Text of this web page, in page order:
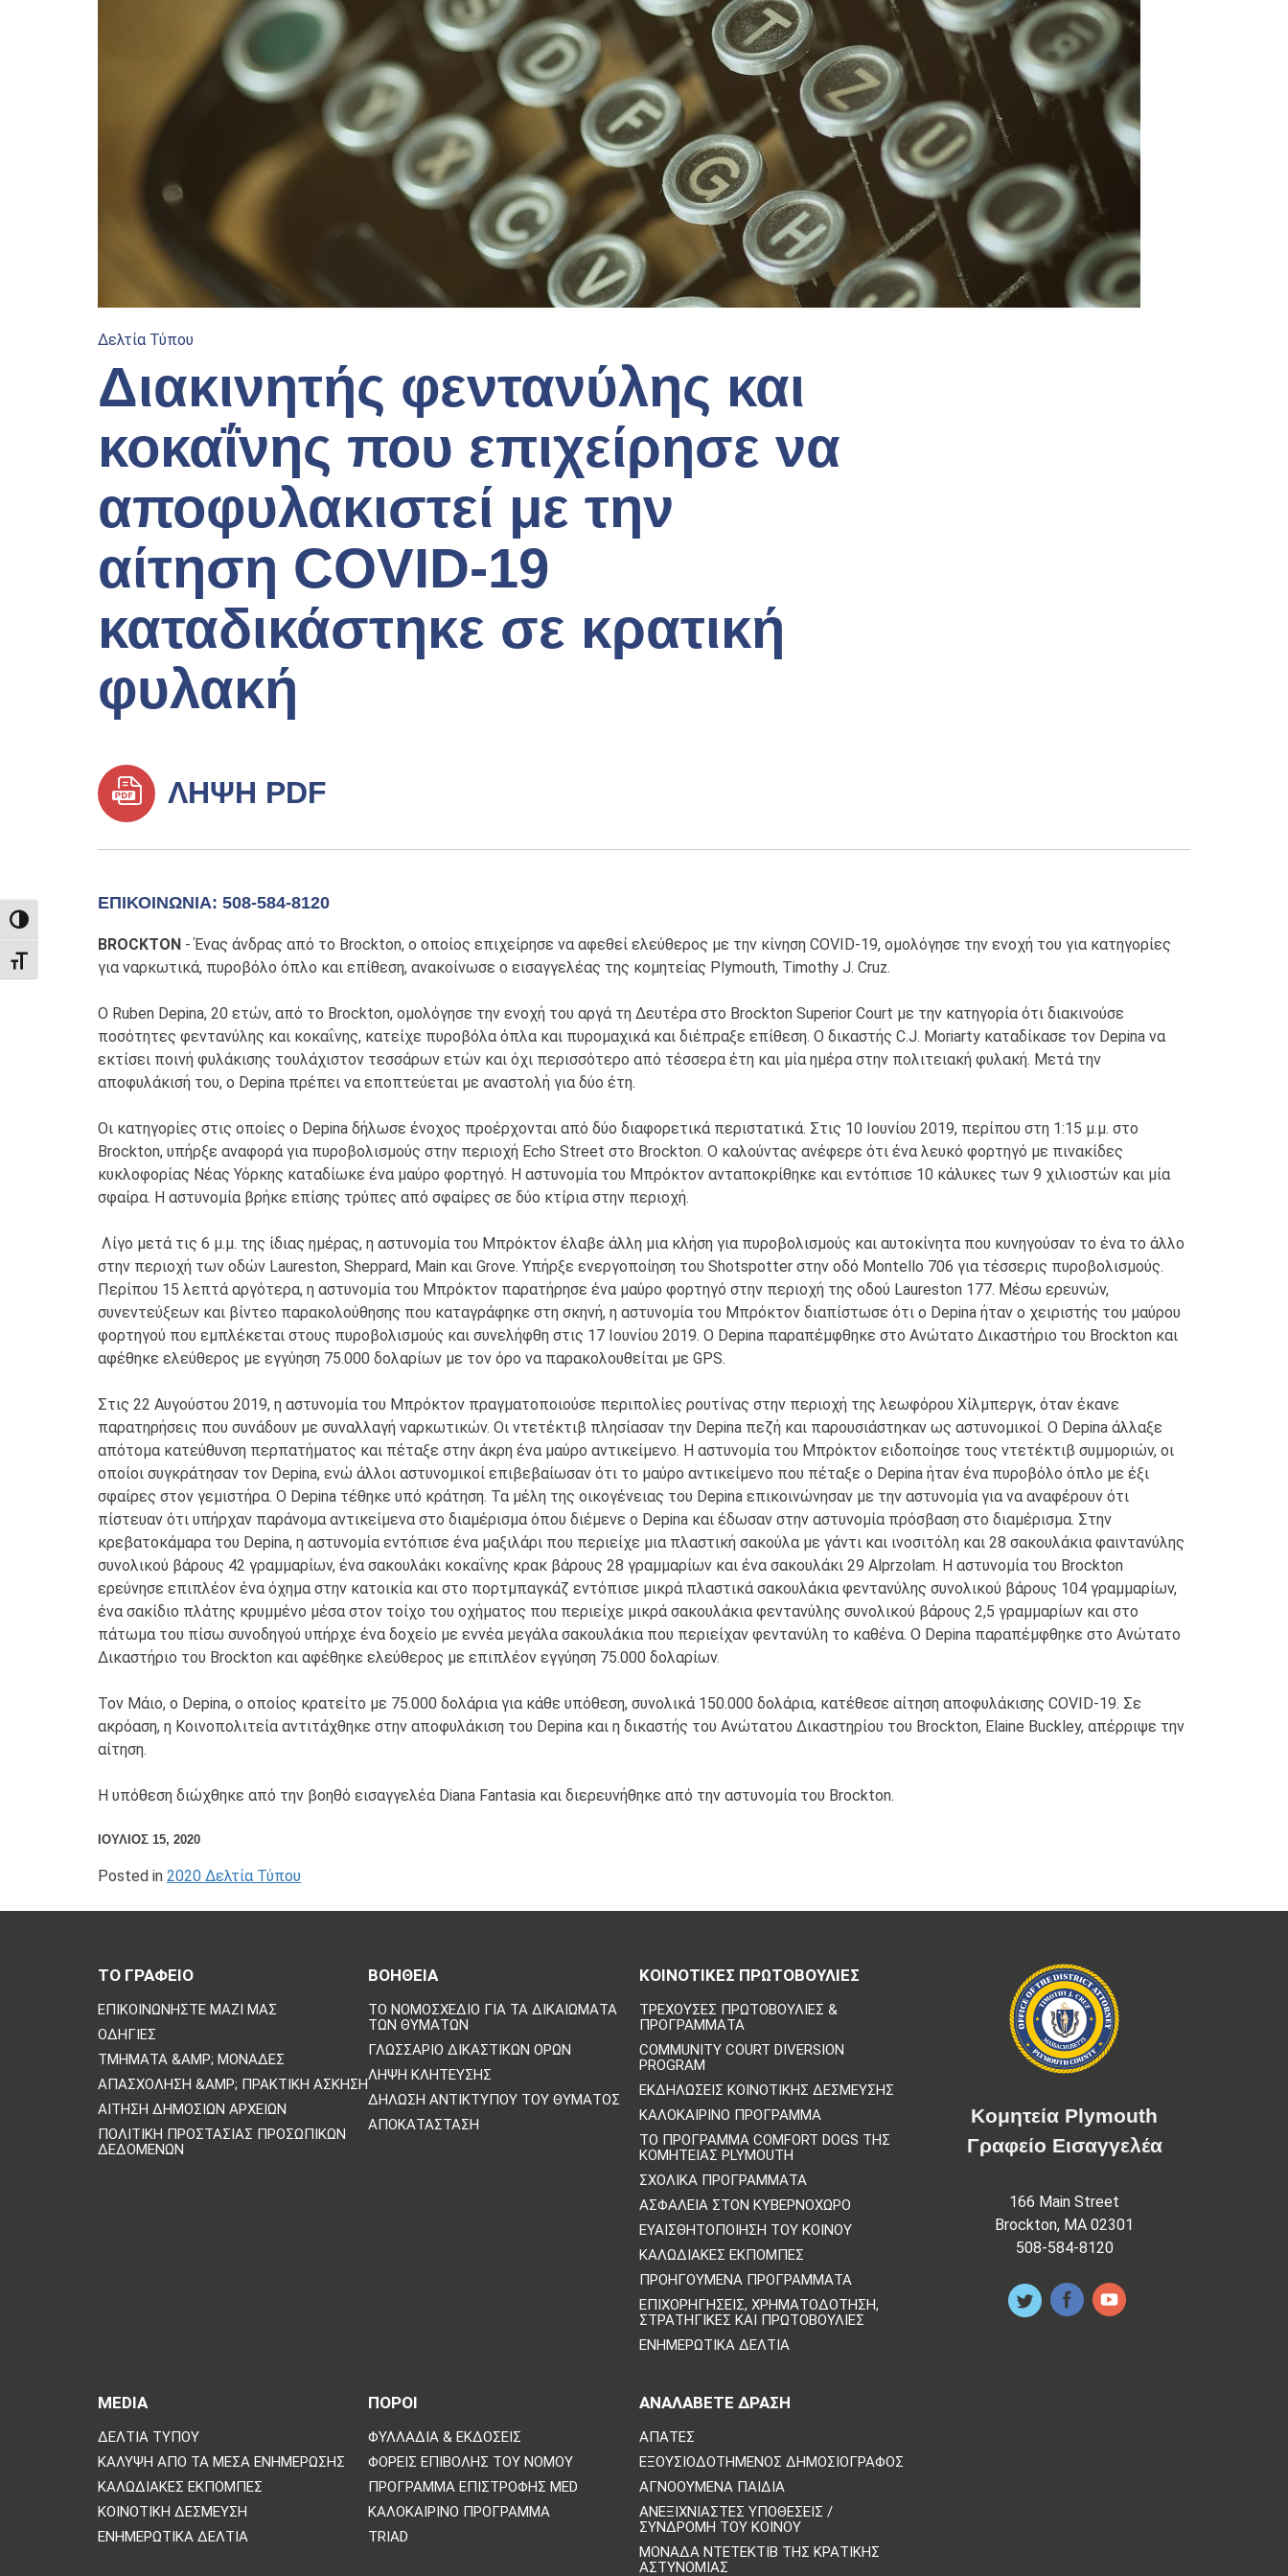
TOGGLE HIGH CONTRAST
TOGGLE FONT SIZE
Δελτία Τύπου
Διακινητής φεντανύλης και
κοκαΐνης που επιχείρησε να
αποφυλακιστεί με την
αίτηση COVID-19
καταδικάστηκε σε κρατική
φυλακή
ΛΉΨΗ PDF
ΕΠΙΚΟΙΝΩΝΊΑ: 508-584-8120
BROCKTON - Ένας άνδρας από το Brockton, ο οποίος επιχείρησε να αφεθεί ελεύθερος με την κίνηση COVID-19, ομολόγησε την ενοχή του για κατηγορίες
για ναρκωτικά, πυροβόλο όπλο και επίθεση, ανακοίνωσε ο εισαγγελέας της κομητείας Plymouth, Timothy J. Cruz.
Ο Ruben Depina, 20 ετών, από το Brockton, ομολόγησε την ενοχή του αργά τη Δευτέρα στο Brockton Superior Court με την κατηγορία ότι διακινούσε
ποσότητες φεντανύλης και κοκαΐνης, κατείχε πυροβόλα όπλα και πυρομαχικά και διέπραξε επίθεση. Ο δικαστής C.J. Moriarty καταδίκασε τον Depina να
εκτίσει ποινή φυλάκισης τουλάχιστον τεσσάρων ετών και όχι περισσότερο από τέσσερα έτη και μία ημέρα στην πολιτειακή φυλακή. Μετά την
αποφυλάκισή του, ο Depina πρέπει να εποπτεύεται με αναστολή για δύο έτη.
Οι κατηγορίες στις οποίες ο Depina δήλωσε ένοχος προέρχονται από δύο διαφορετικά περιστατικά. Στις 10 Ιουνίου 2019, περίπου στη 1:15 μ.μ. στο
Brockton, υπήρξε αναφορά για πυροβολισμούς στην περιοχή Echo Street στο Brockton. Ο καλούντας ανέφερε ότι ένα λευκό φορτηγό με πινακίδες
κυκλοφορίας Νέας Υόρκης καταδίωκε ένα μαύρο φορτηγό. Η αστυνομία του Μπρόκτον ανταποκρίθηκε και εντόπισε 10 κάλυκες των 9 χιλιοστών και μία
σφαίρα. Η αστυνομία βρήκε επίσης τρύπες από σφαίρες σε δύο κτίρια στην περιοχή.
Λίγο μετά τις 6 μ.μ. της ίδιας ημέρας, η αστυνομία του Μπρόκτον έλαβε άλλη μια κλήση για πυροβολισμούς και αυτοκίνητα που κυνηγούσαν το ένα το άλλο
στην περιοχή των οδών Laureston, Sheppard, Main και Grove. Υπήρξε ενεργοποίηση του Shotspotter στην οδό Montello 706 για τέσσερις πυροβολισμούς.
Περίπου 15 λεπτά αργότερα, η αστυνομία του Μπρόκτον παρατήρησε ένα μαύρο φορτηγό στην περιοχή της οδού Laureston 177. Μέσω ερευνών,
συνεντεύξεων και βίντεο παρακολούθησης που καταγράφηκε στη σκηνή, η αστυνομία του Μπρόκτον διαπίστωσε ότι ο Depina ήταν ο χειριστής του μαύρου
φορτηγού που εμπλέκεται στους πυροβολισμούς και συνελήφθη στις 17 Ιουνίου 2019. Ο Depina παραπέμφθηκε στο Ανώτατο Δικαστήριο του Brockton και
αφέθηκε ελεύθερος με εγγύηση 75.000 δολαρίων με τον όρο να παρακολουθείται με GPS.
Στις 22 Αυγούστου 2019, η αστυνομία του Μπρόκτον πραγματοποιούσε περιπολίες ρουτίνας στην περιοχή της λεωφόρου Χίλμπεργκ, όταν έκανε
παρατηρήσεις που συνάδουν με συναλλαγή ναρκωτικών. Οι ντετέκτιβ πλησίασαν την Depina πεζή και παρουσιάστηκαν ως αστυνομικοί. Ο Depina άλλαξε
απότομα κατεύθυνση περπατήματος και πέταξε στην άκρη ένα μαύρο αντικείμενο. Η αστυνομία του Μπρόκτον ειδοποίησε τους ντετέκτιβ συμμοριών, οι
οποίοι συγκράτησαν τον Depina, ενώ άλλοι αστυνομικοί επιβεβαίωσαν ότι το μαύρο αντικείμενο που πέταξε ο Depina ήταν ένα πυροβόλο όπλο με έξι
σφαίρες στον γεμιστήρα. Ο Depina τέθηκε υπό κράτηση. Τα μέλη της οικογένειας του Depina επικοινώνησαν με την αστυνομία για να αναφέρουν ότι
πίστευαν ότι υπήρχαν παράνομα αντικείμενα στο διαμέρισμα όπου διέμενε ο Depina και έδωσαν στην αστυνομία πρόσβαση στο διαμέρισμα. Στην
κρεβατοκάμαρα του Depina, η αστυνομία εντόπισε ένα μαξιλάρι που περιείχε μια πλαστική σακούλα με γάντι και ινοσιτόλη και 28 σακουλάκια φαιντανύλης
συνολικού βάρους 42 γραμμαρίων, ένα σακουλάκι κοκαΐνης κρακ βάρους 28 γραμμαρίων και ένα σακουλάκι 29 Alprzolam. Η αστυνομία του Brockton
ερεύνησε επιπλέον ένα όχημα στην κατοικία και στο πορτμπαγκάζ εντόπισε μικρά πλαστικά σακουλάκια φεντανύλης συνολικού βάρους 104 γραμμαρίων,
ένα σακίδιο πλάτης κρυμμένο μέσα στον τοίχο του οχήματος που περιείχε μικρά σακουλάκια φεντανύλης συνολικού βάρους 2,5 γραμμαρίων και στο
πάτωμα του πίσω συνοδηγού υπήρχε ένα δοχείο με εννέα μεγάλα σακουλάκια που περιείχαν φεντανύλη το καθένα. Ο Depina παραπέμφθηκε στο Ανώτατο
Δικαστήριο του Brockton και αφέθηκε ελεύθερος με επιπλέον εγγύηση 75.000 δολαρίων.
Τον Μάιο, ο Depina, ο οποίος κρατείτο με 75.000 δολάρια για κάθε υπόθεση, συνολικά 150.000 δολάρια, κατέθεσε αίτηση αποφυλάκισης COVID-19. Σε
ακρόαση, η Κοινοπολιτεία αντιτάχθηκε στην αποφυλάκιση του Depina και η δικαστής του Ανώτατου Δικαστηρίου του Brockton, Elaine Buckley, απέρριψε την
αίτηση.
Η υπόθεση διώχθηκε από την βοηθό εισαγγελέα Diana Fantasia και διερευνήθηκε από την αστυνομία του Brockton.
ΙΟΥΛΙΟΣ 15, 2020
Posted in 2020 Δελτία Τύπου
ΤΟ ΓΡΑΦΕΙΟ
ΕΠΙΚΟΙΝΩΝΗΣΤΕ ΜΑΖΙ ΜΑΣ
ΟΔΗΓΊΕΣ
ΤΜΉΜΑΤΑ &AMP; ΜΟΝΆΔΕΣ
ΑΠΑΣΧΌΛΗΣΗ &AMP; ΠΡΑΚΤΙΚΉ ΆΣΚΗΣΗ
ΑΊΤΗΣΗ ΔΗΜΌΣΙΩΝ ΑΡΧΕΊΩΝ
ΠΟΛΙΤΙΚΗ ΠΡΟΣΤΑΣΙΑΣ ΠΡΟΣΩΠΙΚΩΝ
ΔΕΔΟΜΕΝΩΝ
ΒΟΗΘΕΙΑ
ΤΟ ΝΟΜΟΣΧΈΔΙΟ ΓΙΑ ΤΑ ΔΙΚΑΙΏΜΑΤΑ
ΤΩΝ ΘΥΜΆΤΩΝ
ΓΛΩΣΣΆΡΙΟ ΔΙΚΑΣΤΙΚΏΝ ΌΡΩΝ
ΛΉΨΗ ΚΛΉΤΕΥΣΗΣ
ΔΉΛΩΣΗ ΑΝΤΙΚΤΎΠΟΥ ΤΟΥ ΘΎΜΑΤΟΣ
ΑΠΟΚΑΤΆΣΤΑΣΗ
ΚΟΙΝΟΤΙΚΈΣ ΠΡΩΤΟΒΟΥΛΊΕΣ
ΤΡΈΧΟΥΣΕΣ ΠΡΩΤΟΒΟΥΛΊΕΣ &
ΠΡΟΓΡΆΜΜΑΤΑ
COMMUNITY COURT DIVERSION
PROGRAM
ΕΚΔΗΛΏΣΕΙΣ ΚΟΙΝΟΤΙΚΉΣ ΔΈΣΜΕΥΣΗΣ
ΚΑΛΟΚΑΙΡΙΝΌ ΠΡΌΓΡΑΜΜΑ
ΤΟ ΠΡΌΓΡΑΜΜΑ COMFORT DOGS ΤΗΣ
ΚΟΜΗΤΕΊΑΣ PLYMOUTH
ΣΧΟΛΙΚΆ ΠΡΟΓΡΆΜΜΑΤΑ
ΑΣΦΆΛΕΙΑ ΣΤΟΝ ΚΥΒΕΡΝΟΧΏΡΟ
ΕΥΑΙΣΘΗΤΟΠΟΊΗΣΗ ΤΟΥ ΚΟΙΝΟΎ
ΚΑΛΩΔΙΑΚΈΣ ΕΚΠΟΜΠΈΣ
ΠΡΟΗΓΟΎΜΕΝΑ ΠΡΟΓΡΆΜΜΑΤΑ
ΕΠΙΧΟΡΗΓΉΣΕΙΣ, ΧΡΗΜΑΤΟΔΌΤΗΣΗ,
ΣΤΡΑΤΗΓΙΚΈΣ ΚΑΙ ΠΡΩΤΟΒΟΥΛΊΕΣ
ΕΝΗΜΕΡΩΤΙΚΆ ΔΕΛΤΊΑ
MEDIA
ΔΕΛΤΊΑ ΤΎΠΟΥ
ΚΆΛΥΨΗ ΑΠΌ ΤΑ ΜΈΣΑ ΕΝΗΜΈΡΩΣΗΣ
ΚΑΛΩΔΙΑΚΈΣ ΕΚΠΟΜΠΈΣ
ΚΟΙΝΟΤΙΚΉ ΔΈΣΜΕΥΣΗ
ΕΝΗΜΕΡΩΤΙΚΆ ΔΕΛΤΊΑ
ΠΟΡΟΙ
ΦΥΛΛΆΔΙΑ & ΕΚΔΌΣΕΙΣ
ΦΟΡΕΊΣ ΕΠΙΒΟΛΉΣ ΤΟΥ ΝΌΜΟΥ
ΠΡΌΓΡΑΜΜΑ ΕΠΙΣΤΡΟΦΉΣ MED
ΚΑΛΟΚΑΙΡΙΝΌ ΠΡΌΓΡΑΜΜΑ
TRIAD
ΑΝΑΛΆΒΕΤΕ ΔΡΆΣΗ
ΑΠΆΤΕΣ
ΕΞΟΥΣΙΟΔΟΤΗΜΈΝΟΣ ΔΗΜΟΣΙΟΓΡΆΦΟΣ
ΑΓΝΟΟΎΜΕΝΑ ΠΑΙΔΙΆ
ΑΝΕΞΙΧΝΊΑΣΤΕΣ ΥΠΟΘΈΣΕΙΣ /
ΣΥΝΔΡΟΜΉ ΤΟΥ ΚΟΙΝΟΎ
ΜΟΝΆΔΑ ΝΤΕΤΈΚΤΙΒ ΤΗΣ ΚΡΑΤΙΚΉΣ
ΑΣΤΥΝΟΜΊΑΣ
Κομητεία Plymouth
Γραφείο Εισαγγελέα
166 Main Street
Brockton, MA 02301
508-584-8120